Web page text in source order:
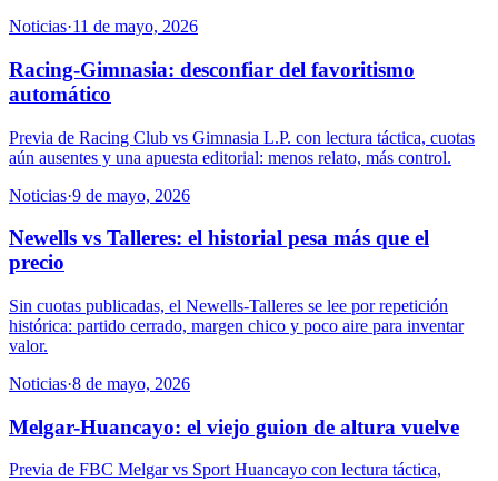
Noticias·11 de mayo, 2026
Racing-Gimnasia: desconfiar del favoritismo
automático
Previa de Racing Club vs Gimnasia L.P. con lectura táctica, cuotas
aún ausentes y una apuesta editorial: menos relato, más control.
Noticias·9 de mayo, 2026
Newells vs Talleres: el historial pesa más que el
precio
Sin cuotas publicadas, el Newells-Talleres se lee por repetición
histórica: partido cerrado, margen chico y poco aire para inventar
valor.
Noticias·8 de mayo, 2026
Melgar-Huancayo: el viejo guion de altura vuelve
Previa de FBC Melgar vs Sport Huancayo con lectura táctica,